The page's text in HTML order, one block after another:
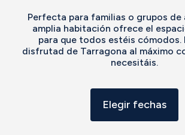
Perfecta para familias o grupos de
amplia habitación ofrece el
para que todos estéis cómodos.
disfrutad de Tarragona al máximo
necesitáis.
Elegir fechas